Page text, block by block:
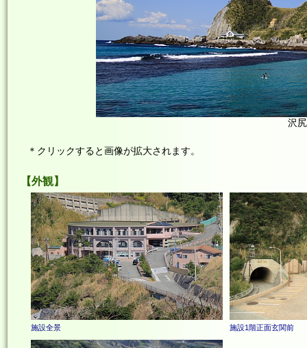
沢
＊クリックすると画像が拡大されます。
外観
施設全景 施設1階正面玄関前